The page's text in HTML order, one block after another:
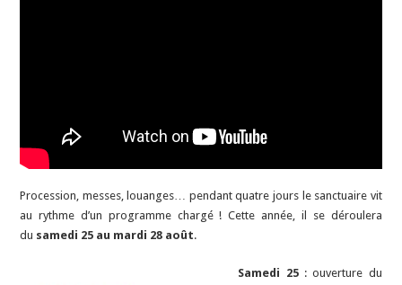
Procession, messes, louanges… pendant quatre jours le sanctuaire vit
au rythme d’un programme chargé ! Cette année, il se déroulera
du samedi 25 au mardi 28 août.
Samedi 25: ouverture du